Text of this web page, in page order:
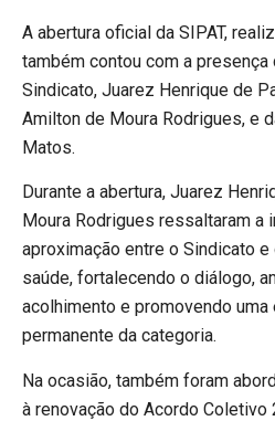
A abertura oficial da SIPAT,
também contou com a
Sindicato, Juarez Henrique de
Amilton de Moura Rodrigues, e
Matos.
Durante a abertura, Juarez
Moura Rodrigues ressaltaram a
aproximação entre o Sindicato
saúde, fortalecendo o diálogo,
acolhimento e promovendo uma
permanente da categoria.
Na ocasião, também foram
à renovação do Acordo